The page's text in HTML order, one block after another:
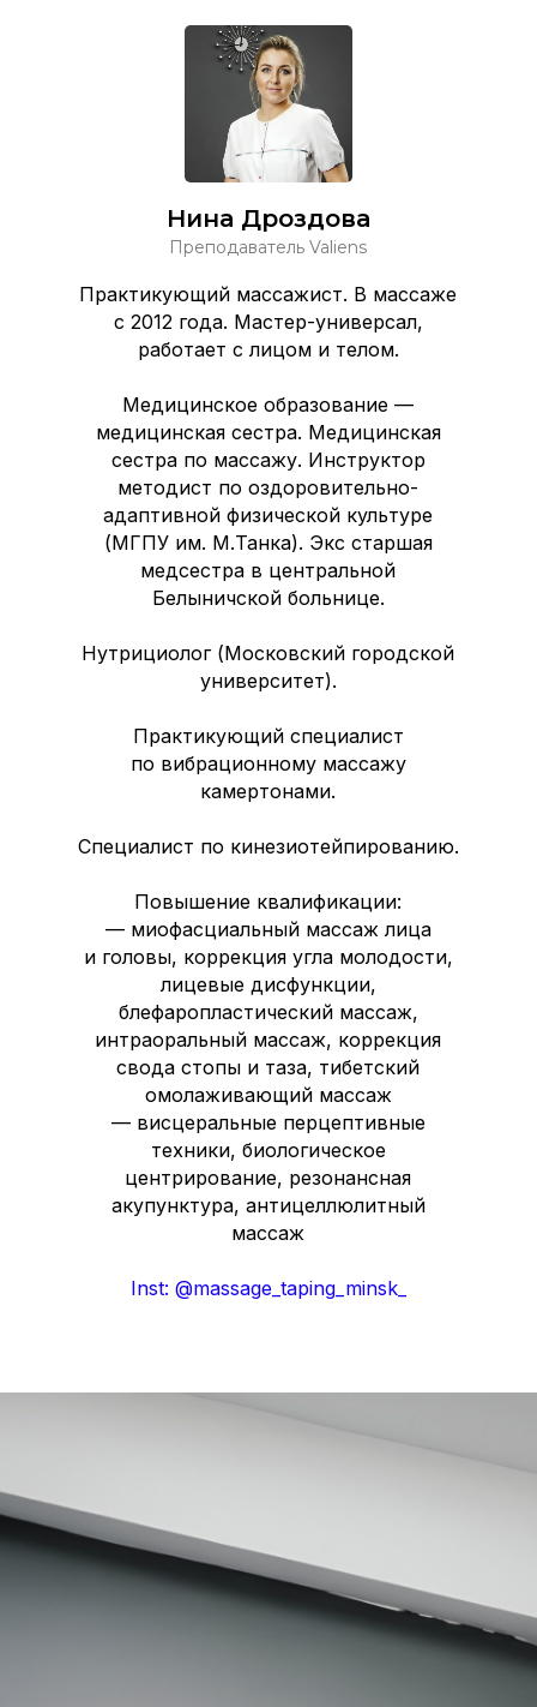
Нина Дроздова
Преподаватель Valiens
Практикующий массажист. В массаже
с 2012 года. Мастер-универсал,
работает с лицом и телом.
Медицинское образование —
медицинская сестра. Медицинская
сестра по массажу. Инструктор
методист по оздоровительно-
адаптивной физической культуре
(МГПУ им. М.Танка). Экс старшая
медсестра в центральной
Белыничской больнице.
Нутрициолог (Московский городской
университет).
Практикующий специалист
по вибрационному массажу
камертонами.
Специалист по кинезиотейпированию.
Повышение квалификации:
— миофасциальный массаж лица
и головы, коррекция угла молодости,
лицевые дисфункции,
блефаропластический массаж,
интраоральный массаж, коррекция
свода стопы и таза, тибетский
омолаживающий массаж
— висцеральные перцептивные
техники, биологическое
центрирование, резонансная
акупунктура, антицеллюлитный
массаж
Inst: @massage_taping_minsk_